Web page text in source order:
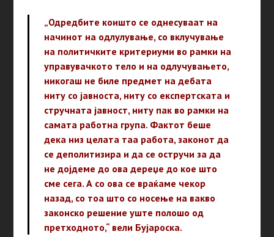
„Одредбите коишто се однесуваат на
начинот на одлулување, со вклучување
на политичките критериуми во рамки на
управувачкото тело и на одлучувањето,
никогаш не биле предмет на дебата
ниту со јавноста, ниту со експертската и
стручната јавност, ниту пак во рамки на
самата работна група. Фактот беше
дека низ целата таа работа, законот да
се деполитизира и да се остручи за да
не дојдеме до ова дереџе до кое што
сме сега. А со ова се враќаме чекор
назад, со тоа што со носење на вакво
законско решение уште полошо од
претходното,“ вели Бујароска.